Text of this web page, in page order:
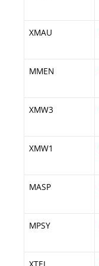
XMAU
MMEN
XMW3
XMW1
MASP
MPSY